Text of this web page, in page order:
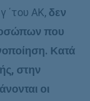
΄του ΑΚ, δεν
που
Κατά
στην
οι